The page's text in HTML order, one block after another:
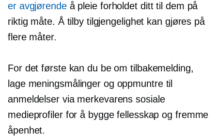
er avgjørendeå pleie forholdet ditt til dem på
riktig måte. Å tilby tilgjengelighet kan gjøres på
flere måter.
For det første kan du be om tilbakemelding,
lage meningsmålinger og oppmuntre til
anmeldelser via merkevarens sosiale
medieprofiler for å bygge fellesskap og fremme
åpenhet.